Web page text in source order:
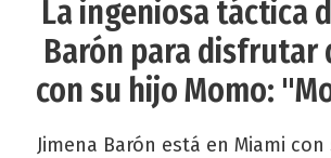
La ingeniosa táctica
Barón para disfrutar
con su hijo Momo:
Jimena Barón está en Miami